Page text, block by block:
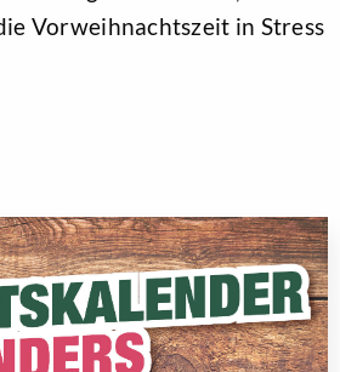
Vorweihnachtszeit in Stress